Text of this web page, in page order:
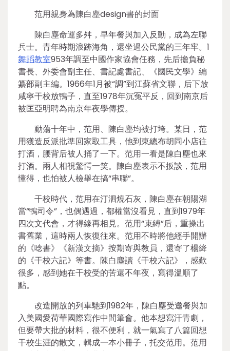
范用親身為陳白塵design書的封面
陳白塵命運多舛，早年餐與加入反動，成為左聯
兵士。青年時期浪跡海角，還坐過公民黨的三年牢。1
舞蹈教室953年調至中國作家協會任務，先后擔負秘
書長、外委會副主任、書記處書記、《國民文學》編
纂部副主編。1966年1月被“調”到江蘇省文聯，后下放
咸寧干校放鴨子，直至1978年沉冤平反，回到南京后
被匡亞明聘為南京年夜學傳授。
動蕩十年中，范用、陳白塵均被打垮。某日，范
用獲造反派批準回家取工具，他到東總布胡同小店往
打酒，腰背后被人捅了一下。范用一看是陳白塵也來
打酒。兩人相視驚愕一笑。陳白塵表示不扳談，范用
懂得，也怕被人檢舉在搞“串聯”。
干校時代，范用在汀泗燒石灰，陳白塵在朝陽湖
當“鴨司令”，也偶遇過，都權當沒看見，直到1979年
四次文代會，才得緣再相見。范用“束縛”后，重操出
書舊業，這時兩人恢復往來。范用不時將他經手開辦
的《唸書》《新漢文摘》按期寄與教員，還寄了楊絳
的《干校六記》等書。陳白塵讀《干校六記》，感歎
很多，感到她在干校受的苦還不年夜，寫得溫順了
點。
改造開放的列車馳到1982年，陳白塵受邀餐與加
入美國愛荷華國際寫作中間筆會。他本想寫汗青劇，
但要帶大批的材料，很不便利，就一氣寫了八篇回想
干校生涯的散文，輯成一本小冊子，托交范用。范用